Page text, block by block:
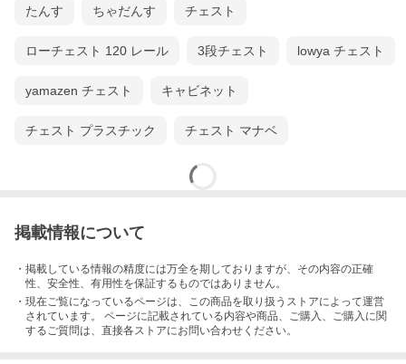
たんす ちゃだんす チェスト
ローチェスト 120 レール 3段チェスト lowya チェスト
yamazen チェスト キャビネット
チェスト プラスチック チェスト マナベ
掲載情報について
・掲載している情報の精度には万全を期しておりますが、その内容の正確
性、安全性、有用性を保証するものではありません。
・現在ご覧になっているページは、この商品を取り扱うストアによって運営
されています。 ページに記載されている内容や商品、ご購入 、ご購入に関
するご質問は、直接各ストアにお問い合わせください。